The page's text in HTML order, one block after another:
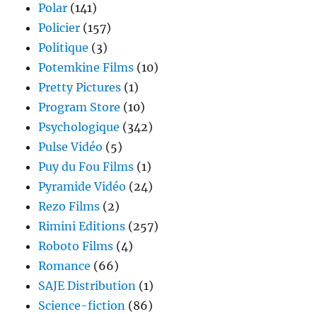
Polar (141)
Policier (157)
Politique (3)
Potemkine Films (10)
Pretty Pictures (1)
Program Store (10)
Psychologique (342)
Pulse Vidéo (5)
Puy du Fou Films (1)
Pyramide Vidéo (24)
Rezo Films (2)
Rimini Editions (257)
Roboto Films (4)
Romance (66)
SAJE Distribution (1)
Science-fiction (86)